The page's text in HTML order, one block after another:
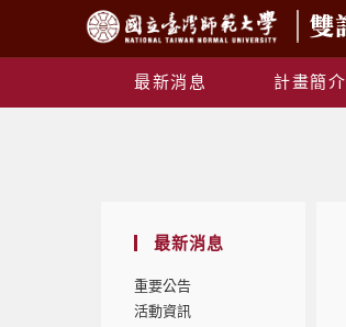
最新消息 計畫簡介
最新消息
重要公告
活動資訊